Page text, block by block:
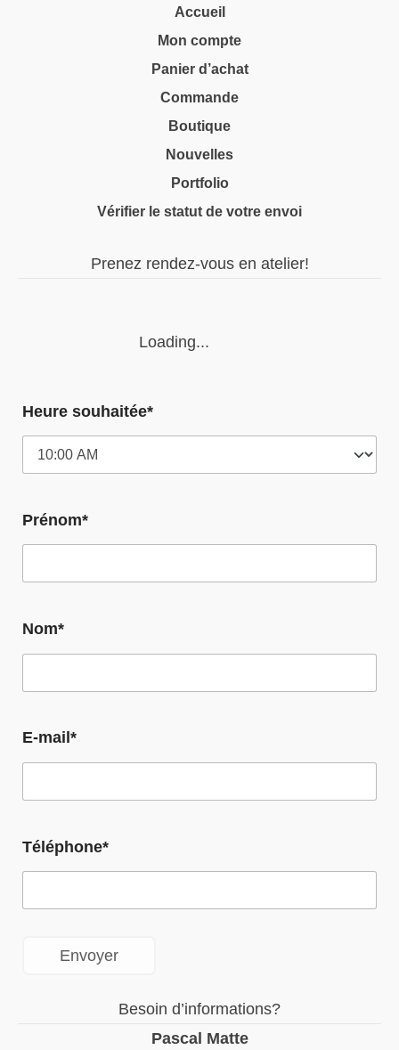
Accueil
Mon compte
Panier d’achat
Commande
Boutique
Nouvelles
Portfolio
Vérifier le statut de votre envoi
Prenez rendez-vous en atelier!
Loading...
Heure souhaitée*
Prénom*
Nom*
E-mail*
Téléphone*
Besoin d’informations?
Pascal Matte